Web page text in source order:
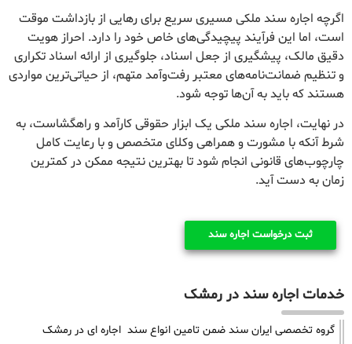
اگرچه اجاره سند ملکی مسیری سریع برای رهایی از بازداشت موقت
است، اما این فرآیند پیچیدگی‌های خاص خود را دارد. احراز هویت
دقیق مالک، پیشگیری از جعل اسناد، جلوگیری از ارائه اسناد تکراری
و تنظیم ضمانت‌نامه‌های معتبر رفت‌وآمد متهم، از حیاتی‌ترین مواردی
هستند که باید به آن‌ها توجه شود.
در نهایت، اجاره سند ملکی یک ابزار حقوقی کارآمد و راهگشاست، به
شرط آنکه با مشورت و همراهی وکلای متخصص و با رعایت کامل
چارچوب‌های قانونی انجام شود تا بهترین نتیجه ممکن در کمترین
زمان به دست آید.
ثبت درخواست اجاره سند
خدمات اجاره سند در رمشک
گروه تخصصی ایران سند ضمن تامین انواع سند اجاره ای در رمشک